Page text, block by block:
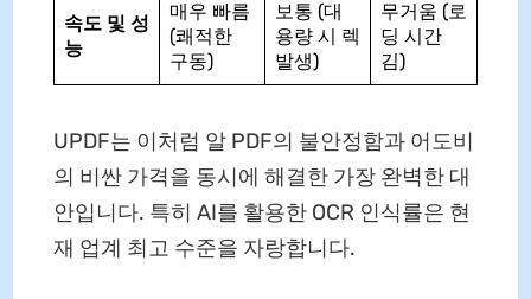
속도 및 성
능
매우 빠름
(쾌적한
구동)
보통 (대
용량 시 렉
발생)
무거움 (로
딩 시간
김)
UPDF는 이처럼 알 PDF의 불안정함과 어도비
의 비싼 가격을 동시에 해결한 가장 완벽한 대
안입니다. 특히 AI를 활용한 OCR 인식률은 현
재 업계 최고 수준을 자랑합니다.